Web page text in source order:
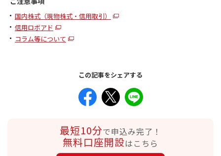
国内株式（現物株式・信用取引）
信用ロボアド
コラム等について
この記事をシェアする
最短10分で申込み完了！
無料口座開設はこちら